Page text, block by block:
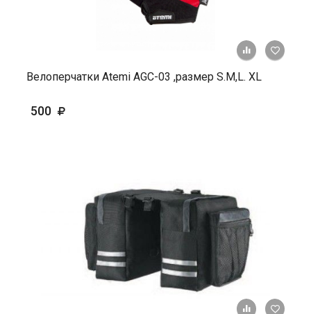
+ К
Велоперчатки Atemi AGC-03 ,размер S.М,L. ХL
500
+ К